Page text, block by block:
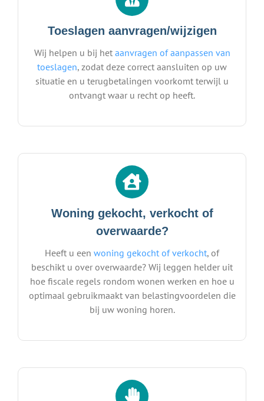
Toeslagen aanvragen/wijzigen
Wij helpen u bij het aanvragen of aanpassen van
toeslagen, zodat deze correct aansluiten op uw
situatie en u terugbetalingen voorkomt terwijl u
ontvangt waar u recht op heeft.
Woning gekocht, verkocht of
overwaarde?
Heeft u een woning gekocht of verkocht, of
beschikt u over overwaarde? Wij leggen helder uit
hoe fiscale regels rondom wonen werken en hoe u
optimaal gebruikmaakt van belastingvoordelen die
bij uw woning horen.